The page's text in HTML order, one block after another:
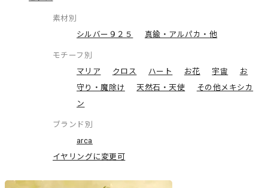
素材別
シルバー９２５
真鍮・アルパカ・他
モチーフ別
マリア
クロス ハート お花 宇宙
お
守り・魔除け
天然石・天使
その他メキシカ
ン
ブランド別
arca
イヤリングに変更可